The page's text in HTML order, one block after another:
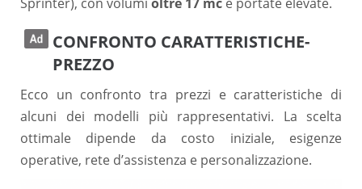
CONFRONTO CARATTERISTICHE-
PREZZO
Ecco un confronto tra prezzi e caratteristiche di
alcuni dei modelli più rappresentativi. La scelta
ottimale dipende da costo iniziale, esigenze
operative, rete d’assistenza e personalizzazione.